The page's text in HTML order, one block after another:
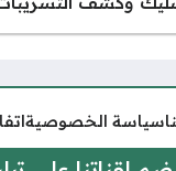
سياسة الخصوصية